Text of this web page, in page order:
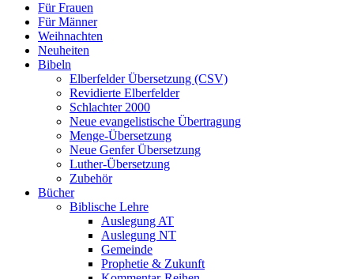
Für Frauen
Für Männer
Weihnachten
Neuheiten
Bibeln
Elberfelder Übersetzung (CSV)
Revidierte Elberfelder
Schlachter 2000
Neue evangelistische Übertragung
Menge-Übersetzung
Neue Genfer Übersetzung
Luther-Übersetzung
Zubehör
Bücher
Biblische Lehre
Auslegung AT
Auslegung NT
Gemeinde
Prophetie & Zukunft